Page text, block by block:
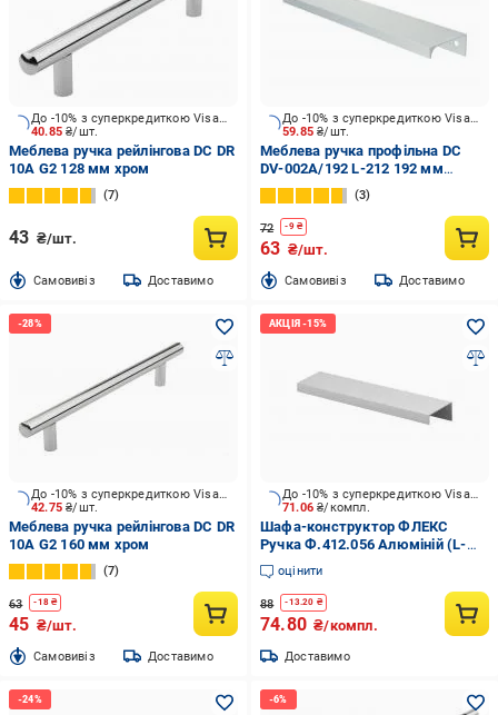
40.85₴/шт.
До -10% з суперкредиткою Visa Вигода
Меблева ручка рейлінгова DC DR
10A G2 128 мм хром
7
43 ₴/шт.
Cамовивіз Доставимо
59.85₴/шт.
До -10% з суперкредиткою Visa Вигода
Меблева ручка профільна DC
DV-002A/192 L-212 192 мм
алюміній
3
72 -9₴
63 ₴/шт.
Cамовивіз Доставимо
42.75₴/шт.
До -10% з суперкредиткою Visa Вигода
Меблева ручка рейлінгова DC DR
10А G2 160 мм хром
7
63 -18 ₴
45 ₴/шт.
Cамовивіз Доставимо
71.06₴/компл.
До -10% з суперкредиткою Visa Вигода
Шафа-конструктор ФЛЕКС
Ручка Ф.412.056 Алюміній (L-
160)
оцінити
88 -13.20 ₴
74.80 ₴/компл.
Доставимо